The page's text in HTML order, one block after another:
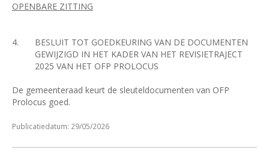
OPENBARE ZITTING
4.
BESLUIT TOT GOEDKEURING VAN DE DOCUMENTEN
GEWIJZIGD IN HET KADER VAN HET REVISIETRAJECT
2025 VAN HET OFP PROLOCUS
De gemeenteraad keurt de sleuteldocumenten van OFP
Prolocus goed.
Publicatiedatum: 29/05/2026